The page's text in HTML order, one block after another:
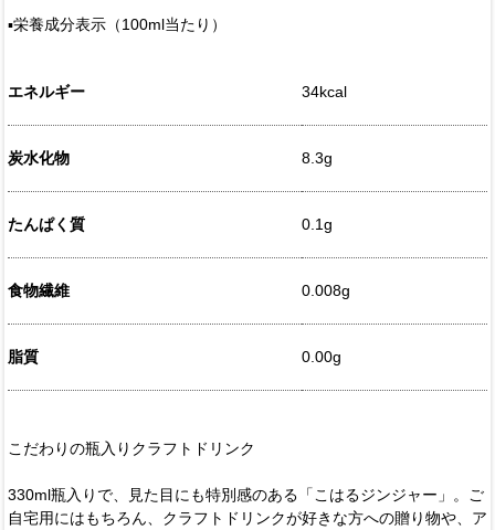
▪️栄養成分表示（100ml当たり）
エネルギー 34kcal
炭水化物 8.3g
たんぱく質 0.1g
食物繊維 0.008g
脂質 0.00g
こだわりの瓶入りクラフトドリンク
330ml瓶入りで、見た目にも特別感のある「こはるジンジャー」。ご
自宅用にはもちろん、クラフトドリンクが好きな方への贈り物や、ア